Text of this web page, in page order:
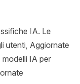
IA. Le
utenti, Aggiornate
IA per